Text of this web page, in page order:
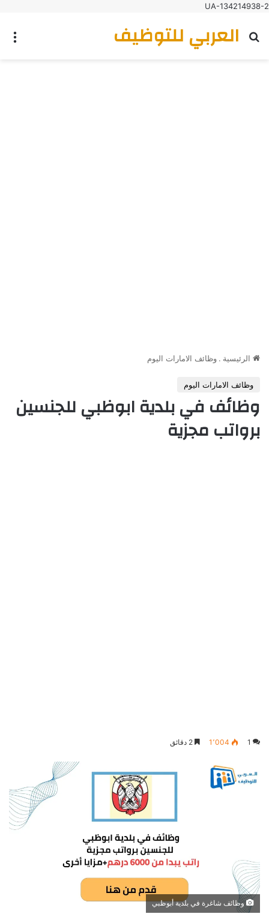
UA-134214938-2
العربي للتوظيف
بحث عن
الرئيسية . وظائف الامارات اليوم
وظائف الامارات اليوم
وظائف في بلدية ابوظبي للجنسين
برواتب مجزية
1 1٬004
وظائف شاغرة في بلدية أبوظبي